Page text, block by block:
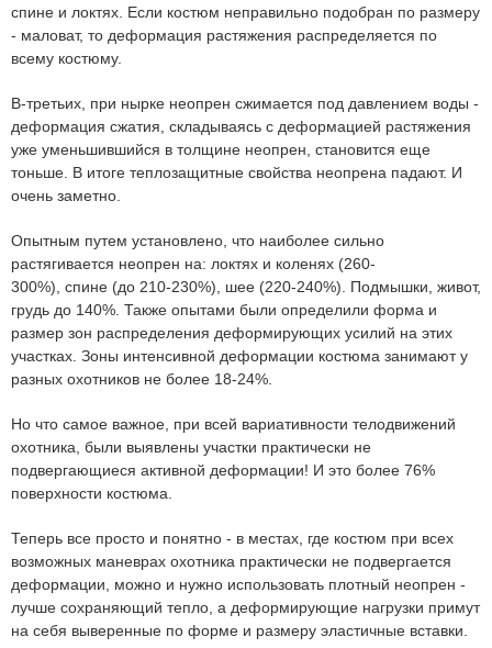
спине и локтях. Если костюм неправильно подобран по размеру
- маловат, то деформация растяжения распределяется по
всему костюму.
В-третьих, при нырке неопрен сжимается под давлением воды -
деформация сжатия, складываясь с деформацией растяжения
уже уменьшившийся в толщине неопрен, становится еще
тоньше. В итоге теплозащитные свойства неопрена падают. И
очень заметно.
Опытным путем установлено, что наиболее сильно
растягивается неопрен на: локтях и коленях (260-
300%), спине (до 210-230%), шее (220-240%). Подмышки, живот,
грудь до 140%. Также опытами были определили форма и
размер зон распределения деформирующих усилий на этих
участках. Зоны интенсивной деформации костюма занимают у
разных охотников не более 18-24%.
Но что самое важное, при всей вариативности телодвижений
охотника, были выявлены участки практически не
подвергающиеся активной деформации! И это более 76%
поверхности костюма.
Теперь все просто и понятно - в местах, где костюм при всех
возможных маневрах охотника практически не подвергается
деформации, можно и нужно использовать плотный неопрен -
лучше сохраняющий тепло, а деформирующие нагрузки примут
на себя выверенные по форме и размеру эластичные вставки.